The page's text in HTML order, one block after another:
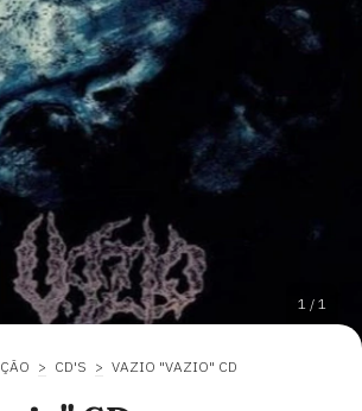
1 / 1
> CD'S > VAZIO "VAZIO" CD